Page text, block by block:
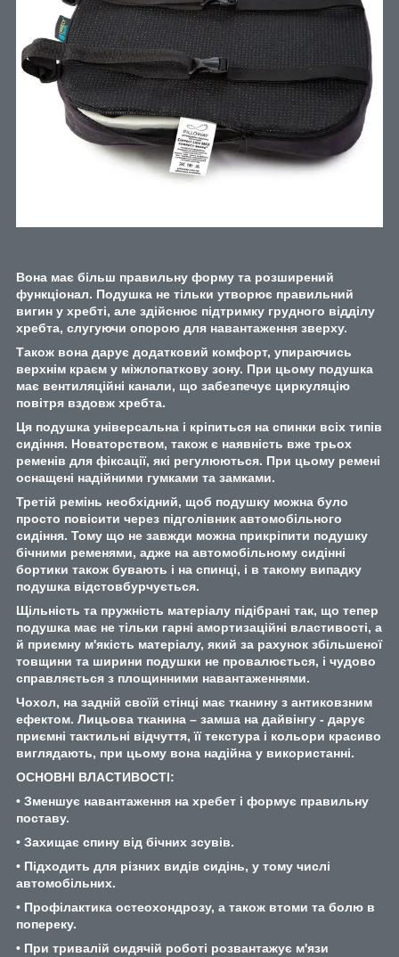
Вона має більш правильну форму та розширений
функціонал. Подушка не тільки утворює правильний
вигин у хребті, але здійснює підтримку грудного відділу
хребта, слугуючи опорою для навантаження зверху.
Також вона дарує додатковий комфорт, упираючись
верхнім краєм у міжлопаткову зону. При цьому подушка
має вентиляційні канали, що забезпечує циркуляцію
повітря вздовж хребта.
Ця подушка універсальна і кріпиться на спинки всіх типів
сидіння. Новаторством, також є наявність вже трьох
ременів для фіксації, які регулюються. При цьому ремені
оснащені надійними гумками та замками.
Третій ремінь необхідний, щоб подушку можна було
просто повісити через підголівник автомобільного
сидіння. Тому що не завжди можна прикріпити подушку
бічними ременями, адже на автомобільному сидінні
бортики також бувають і на спинці, і в такому випадку
подушка відстовбурчується.
Щільність та пружність матеріалу підібрані так, що тепер
подушка має не тільки гарні амортизаційні властивості, а
й приємну м'якість матеріалу, який за рахунок збільшеної
товщини та ширини подушки не провалюється, і чудово
справляється з площинними навантаженнями.
Чохол, на задній своїй стінці має тканину з антиковзним
ефектом. Лицьова тканина – замша на дайвінгу - дарує
приємні тактильні відчуття, її текстура і кольори красиво
виглядають, при цьому вона надійна у використанні.
ОСНОВНІ ВЛАСТИВОСТІ:
• Зменшує навантаження на хребет і формує правильну
поставу.
• Захищає спину від бічних зсувів.
• Підходить для різних видів сидінь, у тому числі
автомобільних.
• Профілактика остеохондрозу, а також втоми та болю в
попереку.
• При тривалій сидячій роботі розвантажує м'язи